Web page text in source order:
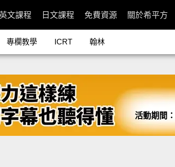
文課程 日文課程 免費資源 關於希平方
專欄教學 ICRT 翰林
活動期間：